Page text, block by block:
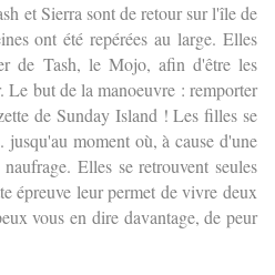
et Sierra sont de retour sur l'île de
ont été repérées au large. Elles
de Tash, le Mojo, afin d'être les
Le but de la manoeuvre : remporter
de Sunday Island ! Les filles se
moment où, à cause d'une
Elles se retrouvent seules
épreuve leur permet de vivre deux
vous en dire davantage, de peur